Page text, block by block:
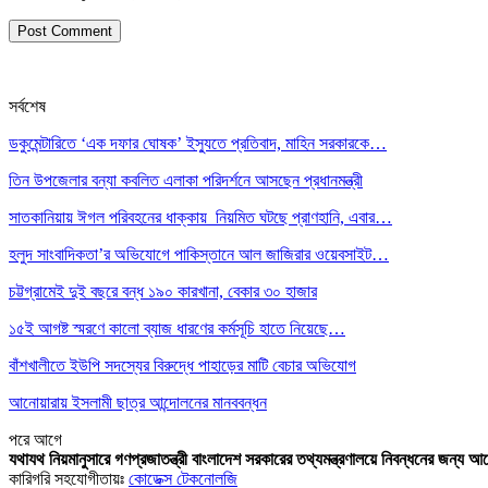
সর্বশেষ
ডকুমেন্টারিতে ‘এক দফার ঘোষক’ ইস্যুতে প্রতিবাদ, মাহিন সরকারকে…
তিন উপজেলার বন্যা কবলিত এলাকা পরিদর্শনে আসছেন প্রধানমন্ত্রী
সাতকানিয়ায় ঈগল পরিবহনের ধাক্কায় নিয়মিত ঘটছে প্রাণহানি, এবার…
হলুদ সাংবাদিকতা’র অভিযোগে পাকিস্তানে আল জাজিরার ওয়েবসাইট…
চট্টগ্রামেই দুই বছরে বন্ধ ১৯০ কারখানা, বেকার ৩০ হাজার
১৫ই আগষ্ট স্মরণে কালো ব্যাজ ধারণের কর্মসূচি হাতে নিয়েছে…
বাঁশখালীতে ইউপি সদস্যের বিরুদ্ধে পাহাড়ের মাটি বেচার অভিযোগ
আনোয়ারায় ইসলামী ছাত্র আন্দোলনের মানববন্ধন
পরেআগে
যথাযথ নিয়মানুসারে গণপ্রজাতন্ত্রী বাংলাদেশ সরকারের তথ্যমন্ত্রণালয়ে নিবন্ধনের জন্য
কারিগরি সহযোগীতায়ঃ কোডেক্স টেকনোলজি